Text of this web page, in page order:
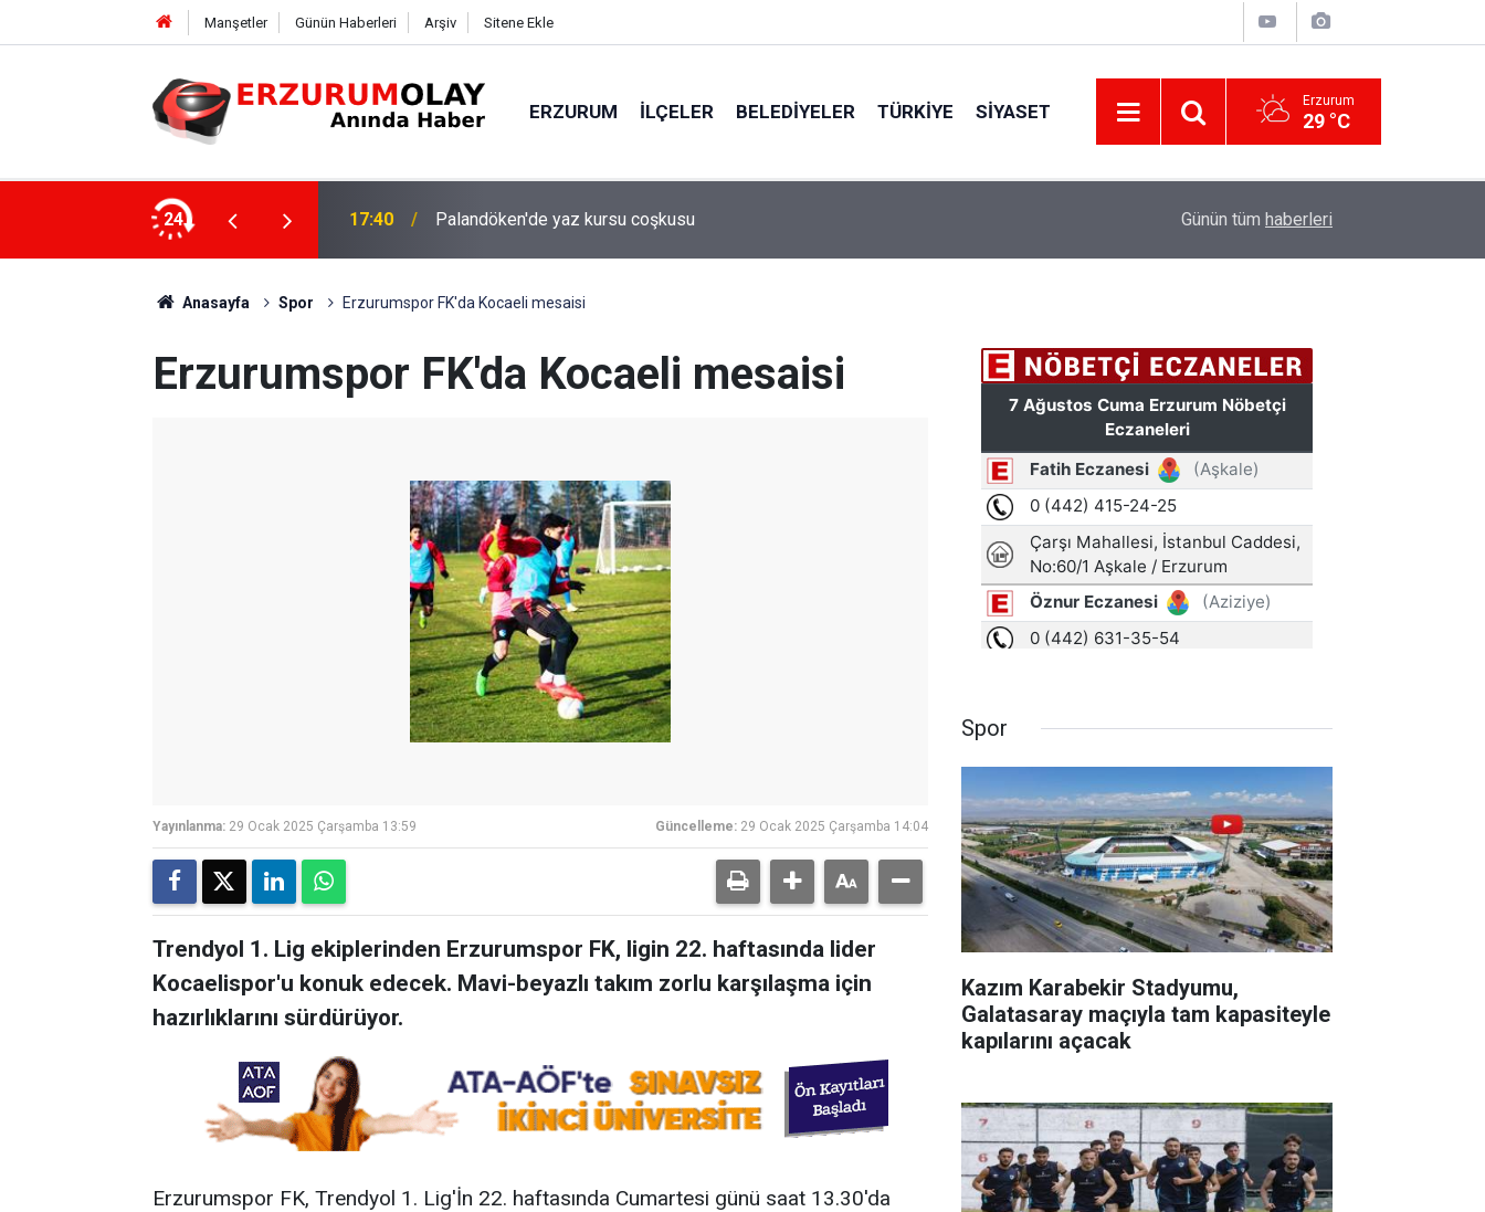
Manşetler Günün Haberleri Arşiv Sitene Ekle
ERZURUM İLÇELER BELEDIYELER TÜRKIYE SIYASET Erzurum
29 °C
24 17:37 TÜBİTAK desteği aldı Erzurum’da gıda ve yem işletmelerine sıkı
Günün tüm haberleri
Anasayfa Spor Erzurumspor FK'da Kocaeli mesaisi
Erzurumspor FK'da Kocaeli mesaisi
Yayınlanma: 29 Ocak 2025 Çarşamba 13:59 Güncelleme: 29 Ocak 2025 Çarşamba 14:04
Trendyol 1. Lig ekiplerinden Erzurumspor FK, ligin 22. haftasında lider
Kocaelispor'u konuk edecek. Mavi-beyazlı takım zorlu karşılaşma için
hazırlıklarını sürdürüyor.
Erzurumspor FK, Trendyol 1. Lig'İn 22. haftasında Cumartesi günü saat 13.30'da
Spor
Kazım Karabekir Stadyumu,
Galatasaray maçıyla tam kapasiteyle
kapılarını açacak